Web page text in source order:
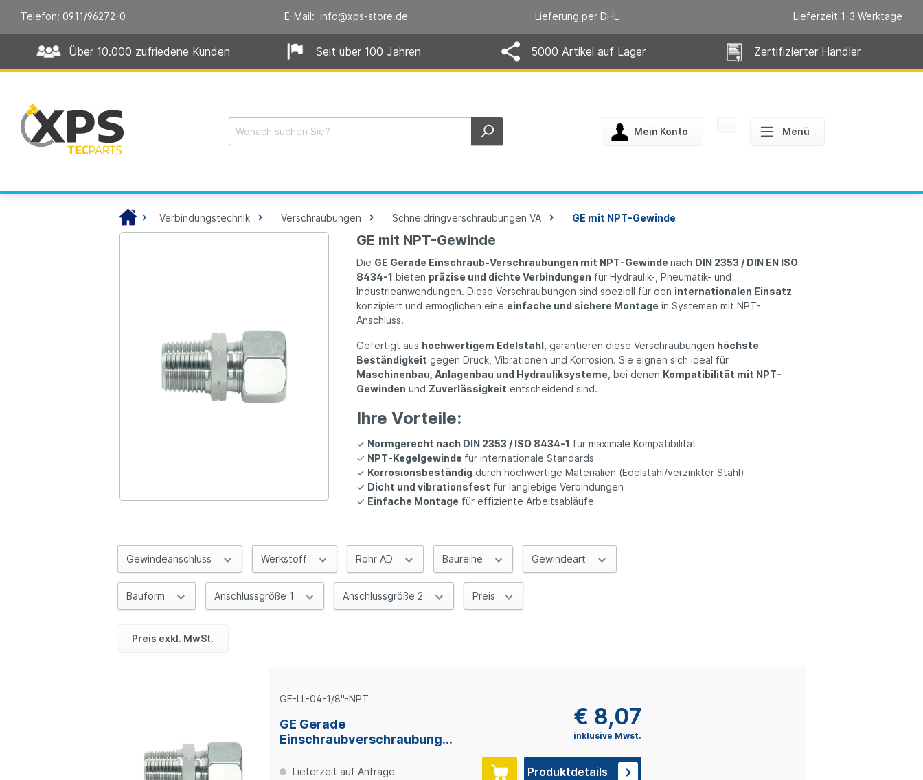
Telefon: 0911/96272-0 E-Mail: info@xps-store.de Lieferung per DHL Lieferzeit 1-3 Werktage
Über 10.000 zufriedene Kunden Seit über 100 Jahren 5000 Artikel auf Lager Zertifizierter Händler
Mein Konto Menü
Verbindungstechnik Verschraubungen Schneidringverschraubungen VA GE mit NPT-Gewinde
GE mit NPT-Gewinde
Die GE Gerade Einschraub-Verschraubungen mit NPT-Gewindenach DIN 2353 / DIN EN ISO
8434-1 bieten präzise und dichte Verbindungen für Hydraulik-, Pneumatik- und
Industrieanwendungen. Diese Verschraubungen sind speziell für den internationalen Einsatz
konzipiert und ermöglichen eine einfache und sichere Montage in Systemen mit NPT-
Anschluss.
Gefertigt aus hochwertigem Edelstahl , garantieren diese Verschraubungen höchste
Beständigkeit gegen Druck, Vibrationen und Korrosion. Sie eignen sich ideal für
Maschinenbau, Anlagenbau und Hydrauliksysteme , bei denen Kompatibilität mit NPT-
Gewinden und Zuverlässigkeit entscheidend sind.
Ihre Vorteile:
✓ Normgerecht nach DIN 2353 / ISO 8434-1 für maximale Kompatibilität
✓ NPT-Kegelgewinde für internationale Standards
✓ Korrosionsbeständig durch hochwertige Materialien (Edelstahl/verzinkter Stahl)
✓ Dicht und vibrationsfest für langlebige Verbindungen
✓ Einfache Montage für effiziente Arbeitsabläufe
Gewindeanschluss Werkstoff Rohr AD Baureihe Gewindeart
Bauform Anschlussgröße 1 Anschlussgröße 2 Preis
Preis exkl. MwSt.
GE-LL-04-1/8"-NPT
GE Gerade
Einschraubverschraubung
Lieferzeit auf Anfrage
€ 8,07
inklusive Mwst.
Produktdetails